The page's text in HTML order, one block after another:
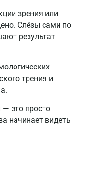
зрения или
Слёзы сами по
результат
трения и
— это просто
начинает видеть